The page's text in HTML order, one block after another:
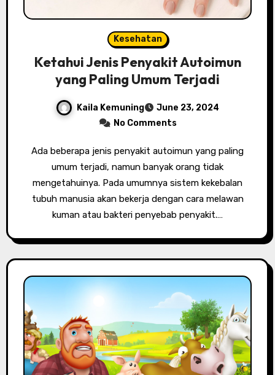
Kesehatan
Ketahui Jenis Penyakit Autoimun
yang Paling Umum Terjadi
Kaila Kemuning
June 23, 2024
No Comments
Ada beberapa jenis penyakit autoimun yang paling
umum terjadi, namun banyak orang tidak
mengetahuinya. Pada umumnya sistem kekebalan
tubuh manusia akan bekerja dengan cara melawan
kuman atau bakteri penyebab penyakit.…